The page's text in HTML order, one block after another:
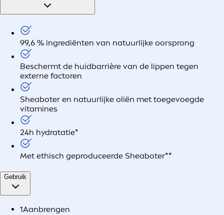
99,6 % ingrediënten van natuurlijke oorsprong
Beschermt de huidbarrière van de lippen tegen
externe factoren
Sheaboter en natuurlijke oliën met toegevoegde
vitamines
24h hydratatie*
Met ethisch geproduceerde Sheaboter**
Gebruik
1Aanbrengen